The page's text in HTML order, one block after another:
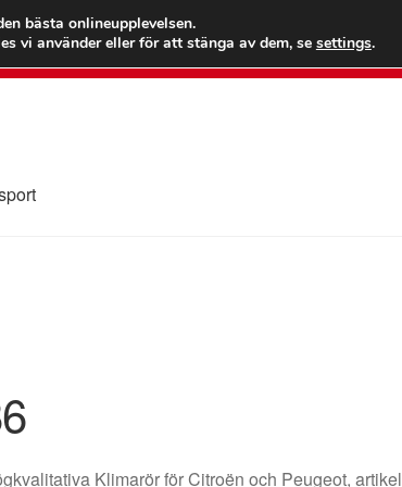
Ring
Klimarör för Citroën och Peugeot,
bästa onlineupplevelsen.
vi använder eller för att stänga av dem, se settings.